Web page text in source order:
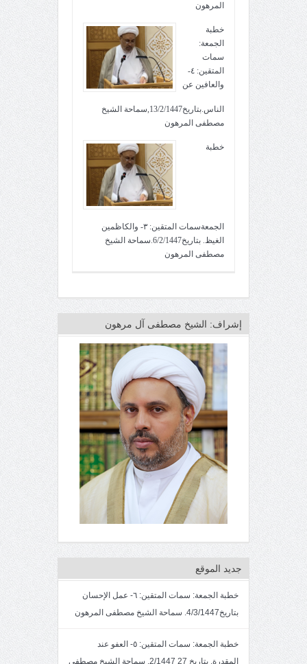
المرهون
خطبة
الجمعة:
سمات
المتقين: ٤-
والعافين عن
الناس.بتاريخ13/2/1447,سماحة الشيخ
مصطفى المرهون
خطبة
الجمعةسمات المتقين: ٣- والكاظمين
الغيظ. بتاريخ6/2/1447.سماحة الشيخ
مصطفى المرهون
إشراف: الشيخ مصطفى آل مرهون
جديد الموقع
خطبة الجمعة: سمات المتقين: ٦- عمل الإحسان
بتاريخ4/3/1447. سماحة الشيخ مصطفى المرهون
خطبة الجمعة: سمات المتقين: ٥- العفو عند
المقدرة. بتاريخ 27 2/1447. سماحة الشيخ مصطفى